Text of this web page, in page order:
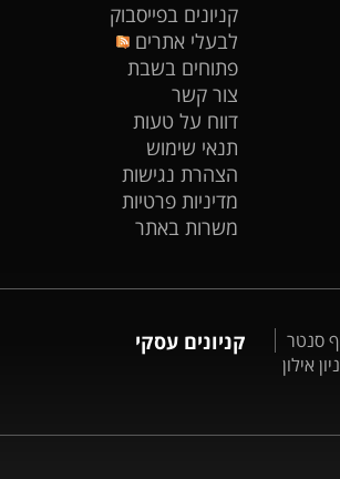
קניונים בפייסבוק
לבעלי אתרים
פתוחים בשבת
צור קשר
דווח על טעות
תנאי שימוש
הצהרת נגישות
מדיניות פרטיות
משרות באתר
סנטר
אילון
קניונים עסקי